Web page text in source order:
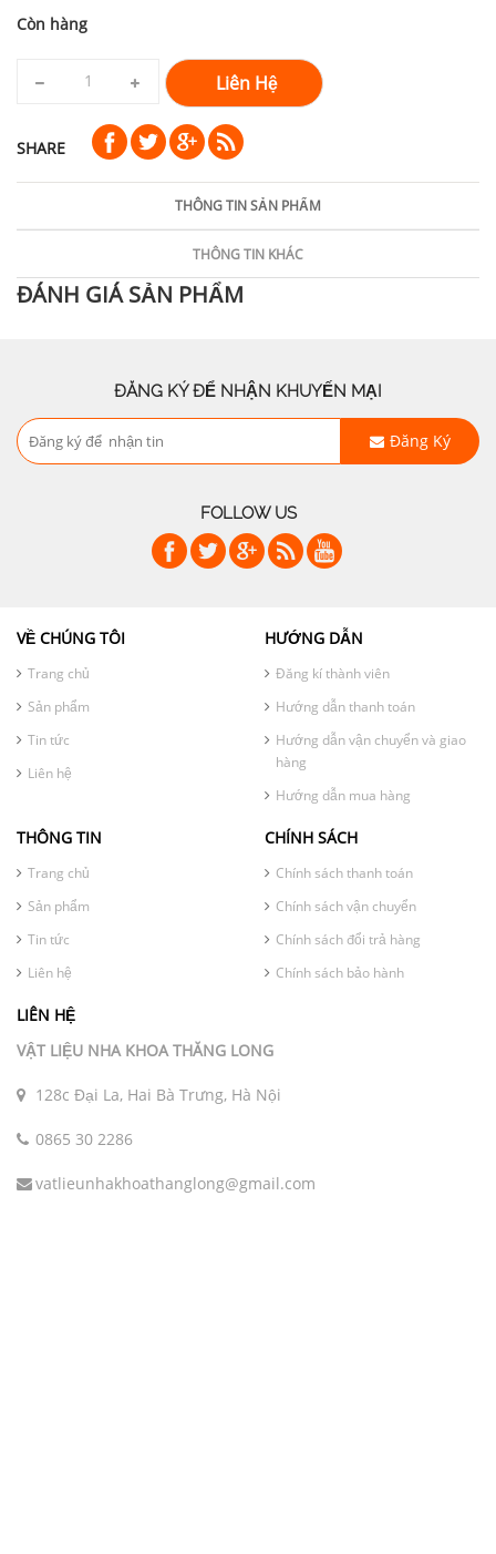
Còn hàng
Liên Hệ
SHARE
THÔNG TIN SẢN PHẨM
THÔNG TIN KHÁC
ĐÁNH GIÁ SẢN PHẨM
ĐĂNG KÝ ĐỂ NHẬN KHUYẾN MẠI
Đăng Ký
FOLLOW US
VỀ CHÚNG TÔI
Trang chủ
Sản phẩm
Tin tức
Liên hệ
HƯỚNG DẪN
Đăng kí thành viên
Hướng dẫn thanh toán
Hướng dẫn vận chuyển và giao
hàng
Hướng dẫn mua hàng
THÔNG TIN
Trang chủ
Sản phẩm
Tin tức
Liên hệ
CHÍNH SÁCH
Chính sách thanh toán
Chính sách vận chuyển
Chính sách đổi trả hàng
Chính sách bảo hành
LIÊN HỆ
VẬT LIỆU NHA KHOA THĂNG LONG
128c Đại La, Hai Bà Trưng, Hà Nội
0865 30 2286
vatlieunhakhoathanglong@gmail.com